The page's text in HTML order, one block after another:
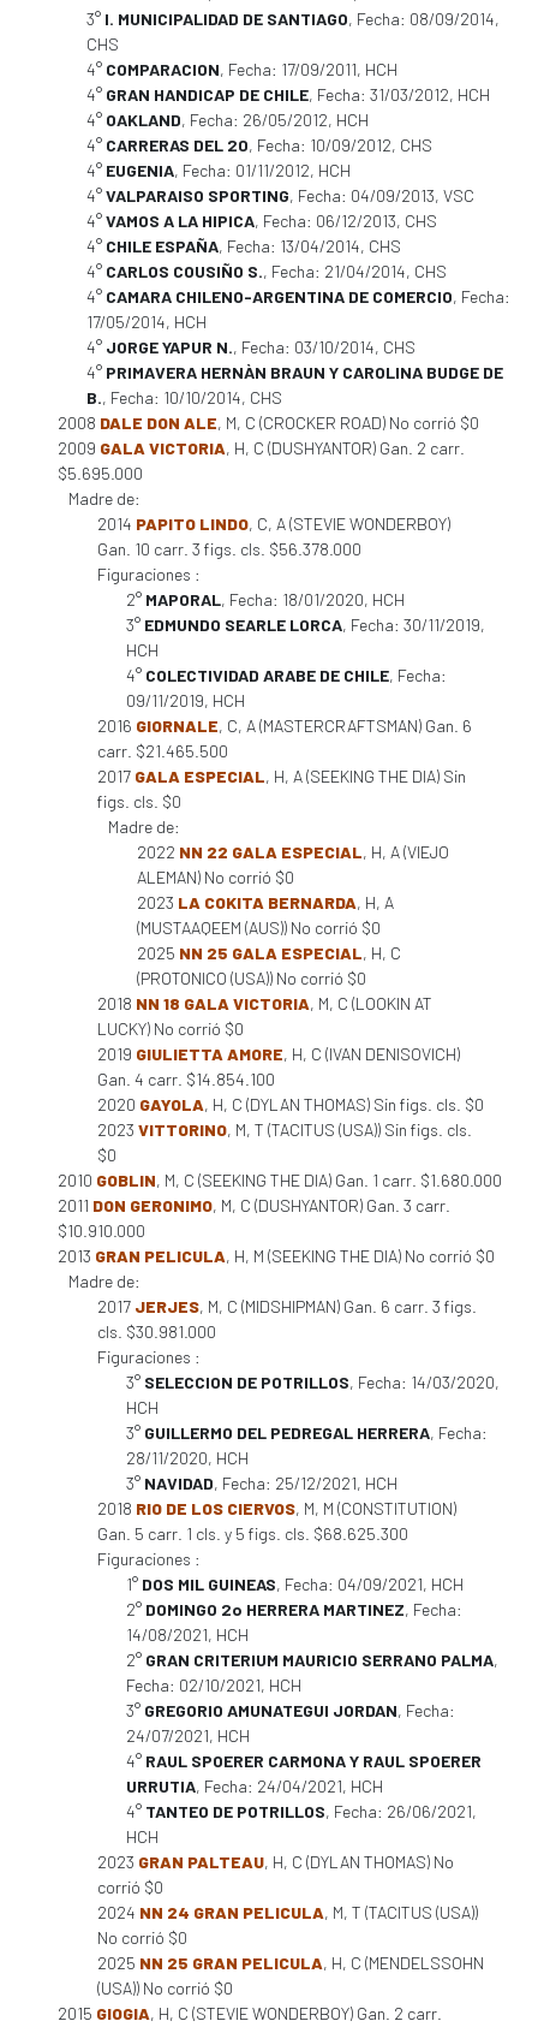
3° I. MUNICIPALIDAD DE SANTIAGO, Fecha: 08/09/2014,
CHS
4° COMPARACION, Fecha: 17/09/2011, HCH
4° GRAN HANDICAP DE CHILE, Fecha: 31/03/2012, HCH
4° OAKLAND, Fecha: 26/05/2012, HCH
4° CARRERAS DEL 20, Fecha: 10/09/2012, CHS
4° EUGENIA, Fecha: 01/11/2012, HCH
4°VALPARAISO SPORTING, Fecha: 04/09/2013, VSC
4°VAMOS A LA HIPICA, Fecha: 06/12/2013, CHS
4° CHILE ESPAÑA, Fecha: 13/04/2014, CHS
4° CARLOS COUSIÑO S., Fecha: 21/04/2014, CHS
4° CAMARA CHILENO-ARGENTINA DE COMERCIO, Fecha:
17/05/2014, HCH
4° JORGE YAPUR N., Fecha: 03/10/2014, CHS
4° PRIMAVERA HERNÀN BRAUN Y CAROLINA BUDGE DE
B., Fecha: 10/10/2014, CHS
2008 DALE DON ALE, M, C (CROCKER ROAD) No corrió $0
2009 GALA VICTORIA, H, C (DUSHYANTOR) Gan. 2 carr.
$5.695.000
Madre de:
2014 PAPITO LINDO, C, A (STEVIE WONDERBOY)
Gan. 10 carr. 3 figs. cls. $56.378.000
Figuraciones :
2° MAPORAL, Fecha: 18/01/2020, HCH
3° EDMUNDO SEARLE LORCA, Fecha: 30/11/2019,
HCH
4° COLECTIVIDAD ARABE DE CHILE, Fecha:
09/11/2019, HCH
2016 GIORNALE, C, A (MASTERCRAFTSMAN) Gan. 6
carr. $21.465.500
2017 GALA ESPECIAL, H, A (SEEKING THE DIA) Sin
figs. cls. $0
Madre de:
2022 NN 22 GALA ESPECIAL, H, A (VIEJO
ALEMAN) No corrió $0
2023 LA COKITA BERNARDA, H, A
(MUSTAAQEEM (AUS)) No corrió $0
2025 NN 25 GALA ESPECIAL, H, C
(PROTONICO (USA)) No corrió $0
2018 NN 18 GALA VICTORIA, M, C (LOOKIN AT
LUCKY) No corrió $0
2019 GIULIETTA AMORE, H, C (IVAN DENISOVICH)
Gan. 4 carr. $14.854.100
2020 GAYOLA, H, C (DYLAN THOMAS) Sin figs. cls. $0
2023 VITTORINO, M, T (TACITUS (USA)) Sin figs. cls.
$0
2010 GOBLIN, M, C (SEEKING THE DIA) Gan. 1 carr. $1.680.000
2011 DON GERONIMO, M, C (DUSHYANTOR) Gan. 3 carr.
$10.910.000
2013 GRAN PELICULA, H, M (SEEKING THE DIA) No corrió $0
Madre de:
2017 JERJES, M, C (MIDSHIPMAN) Gan. 6 carr. 3 figs.
cls. $30.981.000
Figuraciones :
3° SELECCION DE POTRILLOS, Fecha: 14/03/2020,
HCH
3° GUILLERMO DEL PEDREGAL HERRERA, Fecha:
28/11/2020, HCH
3° NAVIDAD, Fecha: 25/12/2021, HCH
2018 RIO DE LOS CIERVOS, M, M (CONSTITUTION)
Gan. 5 carr. 1 cls. y 5 figs. cls. $68.625.300
Figuraciones :
1° DOS MIL GUINEAS, Fecha: 04/09/2021, HCH
2° DOMINGO 2o HERRERA MARTINEZ, Fecha:
14/08/2021, HCH
2° GRAN CRITERIUM MAURICIO SERRANO PALMA,
Fecha: 02/10/2021, HCH
3° GREGORIO AMUNATEGUI JORDAN, Fecha:
24/07/2021, HCH
4° RAUL SPOERER CARMONA Y RAUL SPOERER
URRUTIA, Fecha: 24/04/2021, HCH
4° TANTEO DE POTRILLOS, Fecha: 26/06/2021,
HCH
2023 GRAN PALTEAU, H, C (DYLAN THOMAS) No
corrió $0
2024 NN 24 GRAN PELICULA, M, T (TACITUS (USA))
No corrió $0
2025 NN 25 GRAN PELICULA, H, C (MENDELSSOHN
(USA)) No corrió $0
2015 GIOGIA, H, C (STEVIE WONDERBOY) Gan. 2 carr.